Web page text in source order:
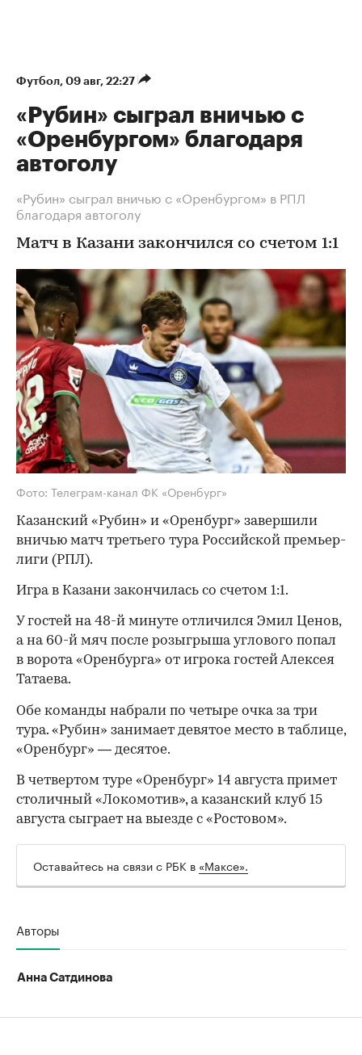
Футбол⁠, 09 авг, 22:27
«Рубин» сыграл вничью с
«Оренбургом» благодаря
автоголу
«Рубин» сыграл вничью с «Оренбургом» в РПЛ
благодаря автоголу
Матч в Казани закончился со счетом 1:1
Фото: Телеграм-канал ФК «Оренбург»
Казанский «Рубин» и «Оренбург» завершили
вничью матч третьего тура Российской премьер-
лиги (РПЛ).
Игра в Казани закончилась со счетом 1:1.
У гостей на 48-й минуте отличился Эмил Ценов,
а на 60-й мяч после розыгрыша углового попал
в ворота «Оренбурга» от игрока гостей Алексея
Татаева.
00:00 / 00:00
Обе команды набрали по четыре очка за три
тура. «Рубин» занимает девятое место в таблице,
«Оренбург» — десятое.
В четвертом туре «Оренбург» 14 августа примет
столичный «Локомотив», а казанский клуб 15
августа сыграет на выезде с «Ростовом».
Оставайтесь на связи с РБК в «Максе».
Авторы
Анна Сатдинова